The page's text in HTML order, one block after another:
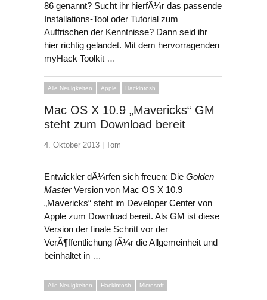
86 genannt? Sucht ihr hierfÃ¼r das passende
Installations-Tool oder Tutorial zum
Auffrischen der Kenntnisse? Dann seid ihr
hier richtig gelandet. Mit dem hervorragenden
myHack Toolkit …
Alle Neuigkeiten Apple Hackintosh
Mac OS X 10.9 „Mavericks“ GM
steht zum Download bereit
4. Oktober 2013 | Tom
Entwickler dÃ¼rfen sich freuen: Die Golden
MasterVersion von Mac OS X 10.9
„Mavericks“ steht im Developer Center von
Apple zum Download bereit. Als GM ist diese
Version der finale Schritt vor der
VerÃ¶ffentlichung fÃ¼r die Allgemeinheit und
beinhaltet in …
Alle Neuigkeiten Hackintosh Microsoft